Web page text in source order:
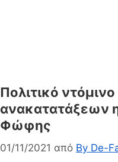
Πολιτικό
ανακατατάξεων
Φώφης
01/11/2021 από By De-